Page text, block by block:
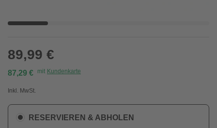
89,99 €
87,29 € mit Kundenkarte
Inkl. MwSt.
RESERVIEREN & ABHOLEN